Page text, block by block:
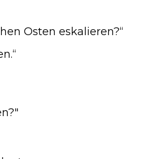
Osten eskalieren?“